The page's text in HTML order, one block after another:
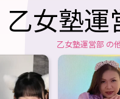
乙女塾運
乙女塾運営部 の